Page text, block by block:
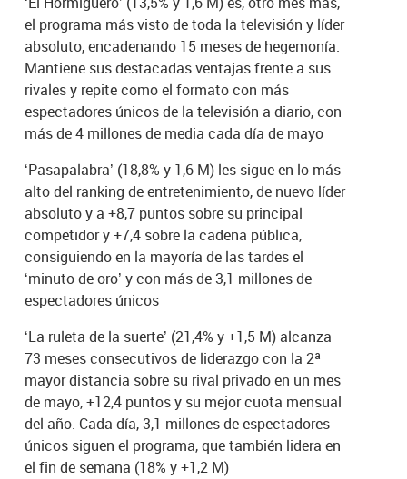
el programa más visto de toda la televisión y líder
absoluto, encadenando 15 meses de hegemonía.
Mantiene sus destacadas ventajas frente a sus
rivales y repite como el formato con más
espectadores únicos de la televisión a diario, con
más de 4 millones de media cada día de mayo
‘Pasapalabra’ (18,8% y 1,6 M) les sigue en lo más
alto del ranking de entretenimiento, de nuevo líder
absoluto y a +8,7 puntos sobre su principal
competidor y +7,4 sobre la cadena pública,
consiguiendo en la mayoría de las tardes el
‘minuto de oro’ y con más de 3,1 millones de
espectadores únicos
‘La ruleta de la suerte’ (21,4% y +1,5 M) alcanza
73 meses consecutivos de liderazgo con la 2ª
mayor distancia sobre su rival privado en un mes
de mayo, +12,4 puntos y su mejor cuota mensual
del año. Cada día, 3,1 millones de espectadores
únicos siguen el programa, que también lidera en
el fin de semana (18% y +1,2 M)